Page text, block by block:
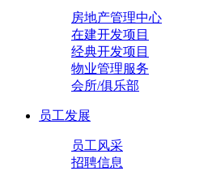
房地产管理中心
在建开发项目
经典开发项目
物业管理服务
会所/俱乐部
员工发展
员工风采
招聘信息